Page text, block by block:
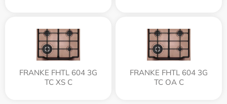
FRANKE FHTL 604 3G
TC XS C
FRANKE FHTL 604 3G
TC OA C